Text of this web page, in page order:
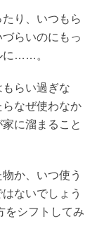
り、いつもら
らいのにもっ
に……。
らい過ぎな
なぜ使わなか
に溜まること
か、いつ使う
ないでしょう
をシフトしてみ